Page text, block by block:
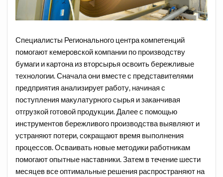
Специалисты Регионального центра компетенций
помогают кемеровской компании по производству
бумаги и картона из вторсырья освоить бережливые
технологии. Сначала они вместе с представителями
предприятия анализирует работу, начиная с
поступления макулатурного сырья и заканчивая
отгрузкой готовой продукции. Далее с помощью
инструментов бережливого производства выявляют и
устраняют потери, сокращают время выполнения
процессов. Осваивать новые методики работникам
помогают опытные наставники. Затем в течение шести
месяцев все оптимальные решения распространяют на